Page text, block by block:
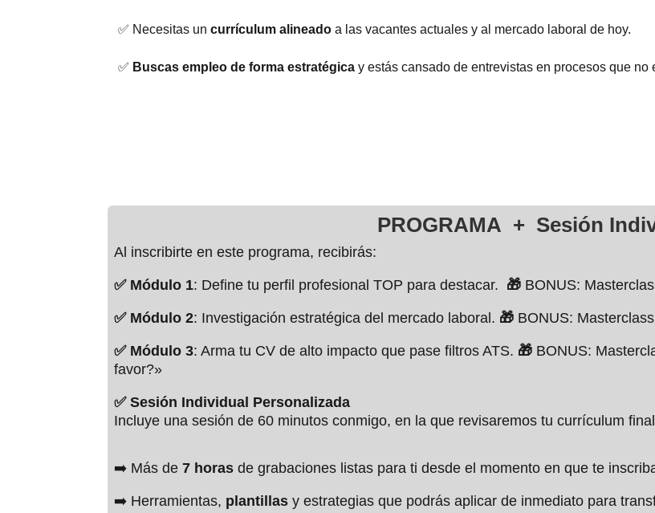
✅ Necesitas uncurrículum alineado a las vacantes actuales y al mercado laboral de hoy.
✅ Buscas empleo de forma estratégica y estás cansado de entrevistas en procesos que no
PROGRAMA + Sesión
Al inscribirte en este programa, recibirás:
✅ Módulo 1: Define tu perfil profesional TOP para destacar. 🎁 BONUS:
✅ Módulo 2: Investigación estratégica del mercado laboral. 🎁 BONUS:
✅ Módulo 3: Arma tu CV de alto impacto que pase filtros ATS. 🎁 BONUS:
favor?»
✅Sesión Individual Personalizada
Incluye una sesión de 60 minutos conmigo, en la que revisaremos tu currículum
➡️ Más de7 horas de grabaciones listas para ti desde el momento en que te
➡️ Herramientas, plantillas y estrategias que podrás aplicar de inmediato para